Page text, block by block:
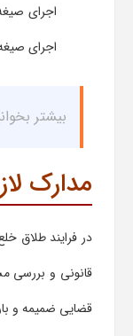
اجرای
اجرای
بیشتر
مدارک
در فرایند طلاق
قانونی و بررسی
قضایی ضمیمه و